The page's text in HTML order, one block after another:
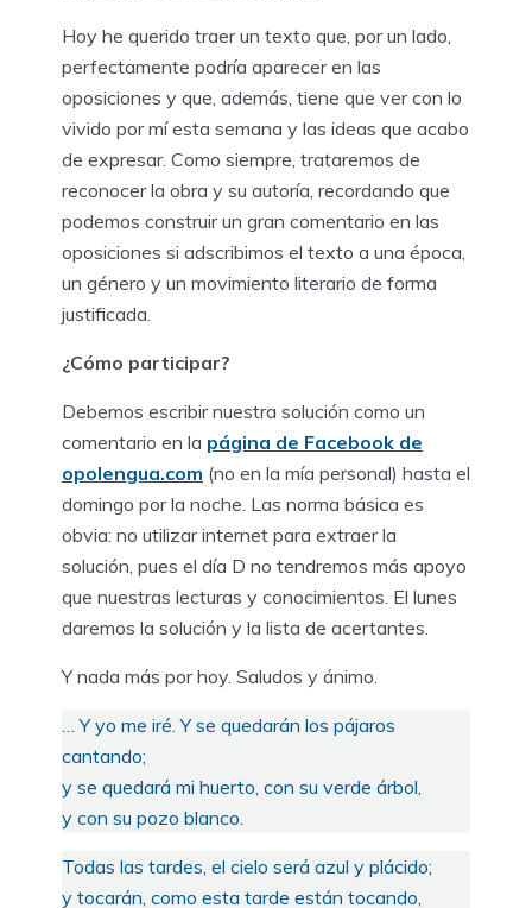
Hoy he querido traer un texto que, por un lado,
perfectamente podría aparecer en las
oposiciones y que, además, tiene que ver con lo
vivido por mí esta semana y las ideas que acabo
de expresar. Como siempre, trataremos de
reconocer la obra y su autoría, recordando que
podemos construir un gran comentario en las
oposiciones si adscribimos el texto a una época,
un género y un movimiento literario de forma
justificada.
¿Cómo participar?
Debemos escribir nuestra solución como un
comentario en la página de Facebook de
opolengua.com (no en la mía personal) hasta el
domingo por la noche. Las norma básica es
obvia: no utilizar internet para extraer la
solución, pues el día D no tendremos más apoyo
que nuestras lecturas y conocimientos. El lunes
daremos la solución y la lista de acertantes.
Y nada más por hoy. Saludos y ánimo.
… Y yo me iré. Y se quedarán los pájaros
cantando;
y se quedará mi huerto, con su verde árbol,
y con su pozo blanco.
Todas las tardes, el cielo será azul y plácido;
y tocarán, como esta tarde están tocando,